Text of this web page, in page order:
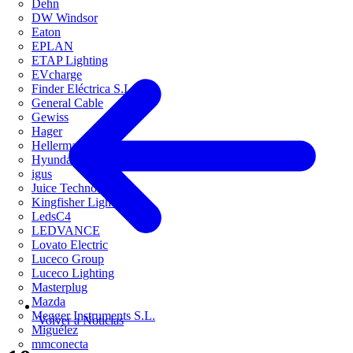
Dehn
DW Windsor
Eaton
EPLAN
ETAP Lighting
EVcharge
Finder Eléctrica S.L.U
General Cable
Gewiss
Hager
HellermannTyton
Hyundai Electric
igus
Juice Technology
Kingfisher Lighting
LedsC4
LEDVANCE
Lovato Electric
Luceco Group
Luceco Lighting
Masterplug
Mazda
Megger Instruments S.L.
Miguélez
mmconecta
Volver a Noticias